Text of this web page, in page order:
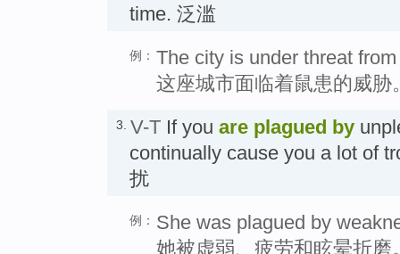
time. 泛滥
例： The city is under threat
这座城市面临着鼠患的威胁
3. V-T If you are plagued by
continually cause you a lot of
扰
例： She was plagued by
她被虚弱、疲劳和眩晕折磨